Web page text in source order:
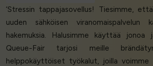
‘Stressin tappajasovellus! Tiesimme,
uuden sähköisen
hakemuksia. Halusimme käyttää jonoa
Queue-Fair tarjosi meille
helppokäyttöiset työkalut, joilla voimme